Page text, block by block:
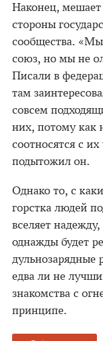
Наконец, мешает
стороны
сообщества.
союз, но мы не
Писали в
там
совсем
них, потому как
соотносятся с
подытожил он.
Однако то, с
горстка людей
вселяет
однажды будет
дульнозарядные
едва ли не
знакомства с
принципе.